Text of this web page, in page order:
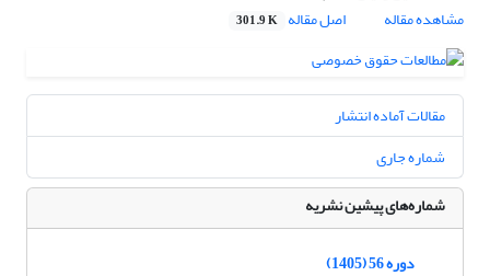
مشاهده مقاله
اصل مقاله 301.9 K
مقالات آماده انتشار
شماره جاری
شماره‌های پیشین نشریه
دوره 56 (1405)